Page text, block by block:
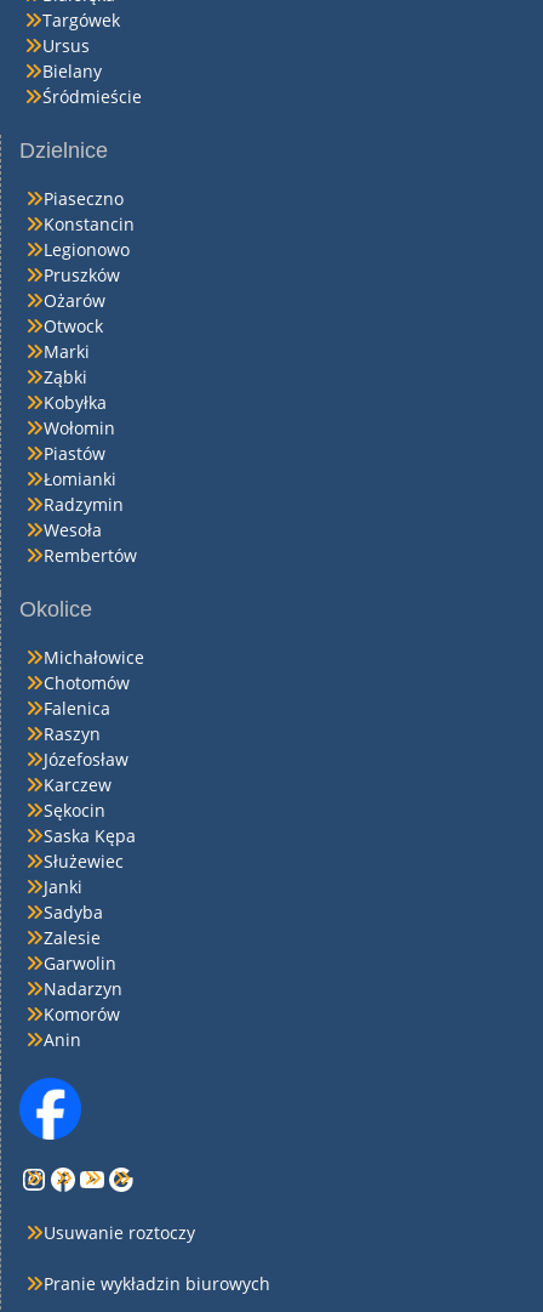
Targówek
Ursus
Bielany
Śródmieście
Dzielnice
Piaseczno
Konstancin
Legionowo
Pruszków
Ożarów
Otwock
Marki
Ząbki
Kobyłka
Wołomin
Piastów
Łomianki
Radzymin
Wesoła
Rembertów
Okolice
Michałowice
Chotomów
Falenica
Raszyn
Józefosław
Karczew
Sękocin
Saska Kępa
Służewiec
Janki
Sadyba
Zalesie
Garwolin
Nadarzyn
Komorów
Anin
Instagram
Facebook
YouTube
Google
Usuwanie roztoczy
Pranie wykładzin biurowych